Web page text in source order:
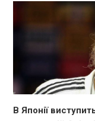
В Японії